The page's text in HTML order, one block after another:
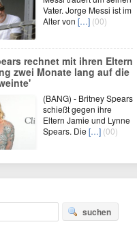
Vater. Jorge Messi ist im
Alter von […] (00)
rechnet mit ihren Eltern
zwei Monate lang auf die
(BANG) - Britney Spears
schießt gegen ihre
Eltern Jamie und Lynne
Spears. Die […] (00)
suchen